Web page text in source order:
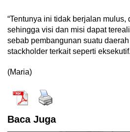
“Tentunya ini tidak berjalan mulus,
sehingga visi dan misi dapat
sebab pembangunan suatu
stackholder terkait seperti
(Maria)
Baca Juga